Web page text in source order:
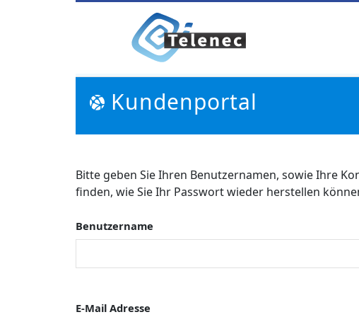
Kundenportal
Bitte geben Sie Ihren Benutzernamen, sowie Ihre
finden, wie Sie Ihr Passwort wieder herstellen
Benutzername
E-Mail Adresse